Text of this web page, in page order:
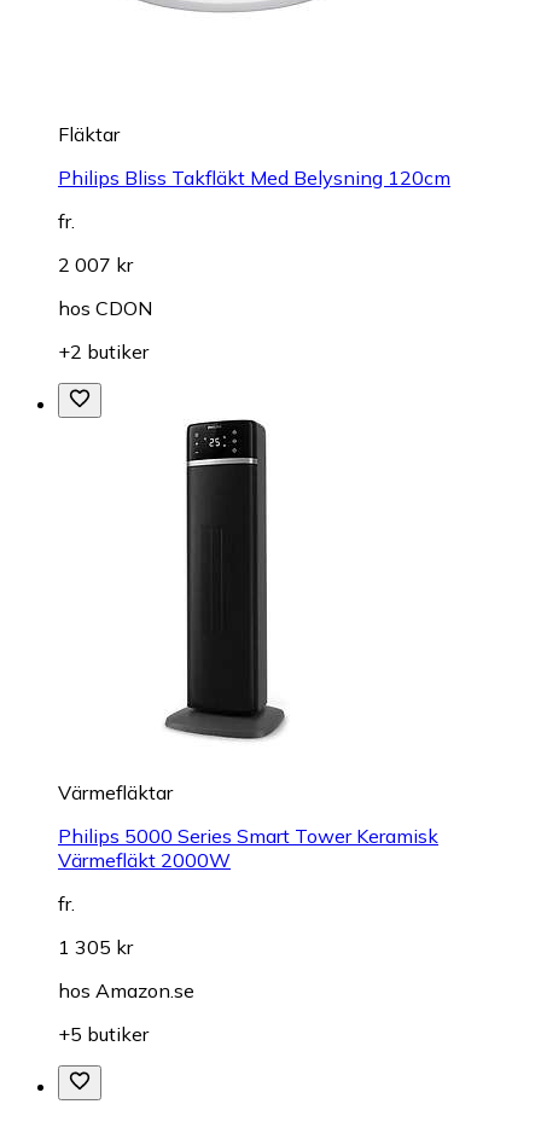
Fläktar
Philips Bliss Takfläkt Med Belysning 120cm
fr.
2 007 kr
hos CDON
+2 butiker
Värmefläktar
Philips 5000 Series Smart Tower Keramisk
Värmefläkt 2000W
fr.
1 305 kr
hos Amazon.se
+5 butiker